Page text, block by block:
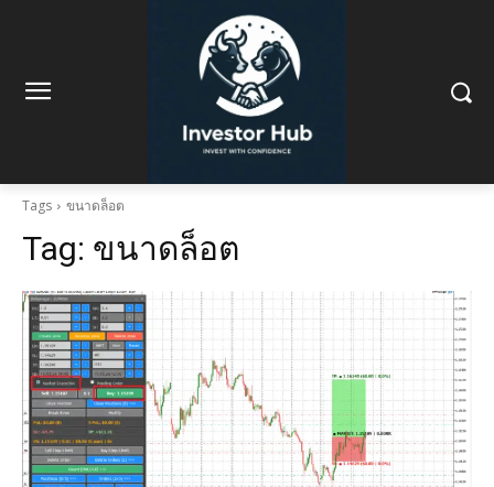
Tags ขนาดล็อต
Tag: ขนาดล็อต